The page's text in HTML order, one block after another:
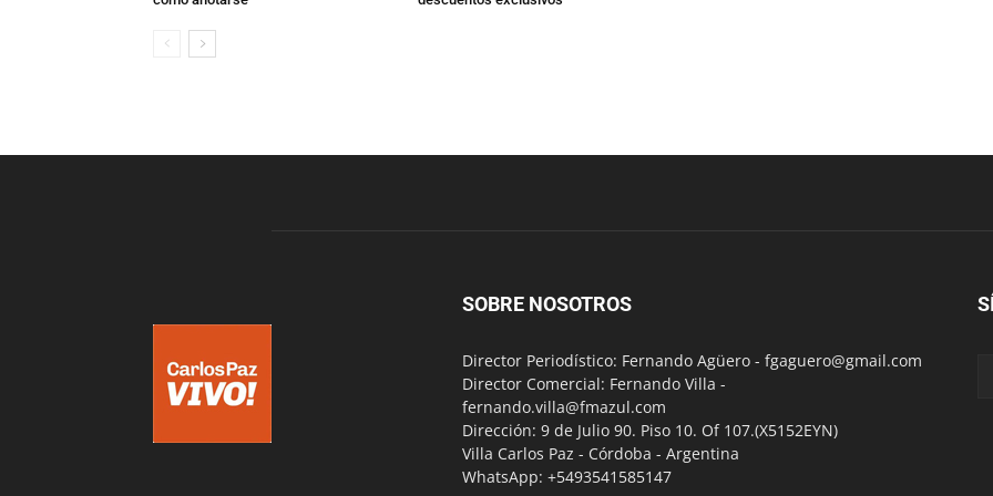
SOBRE NOSOTROS
Director Periodístico: Fernando Agüero - fgaguero@gmail.com
Director Comercial: Fernando Villa -
fernando.villa@fmazul.com
Dirección: 9 de Julio 90. Piso 10. Of 107.(X5152EYN)
Villa Carlos Paz - Córdoba - Argentina
WhatsApp: +5493541585147